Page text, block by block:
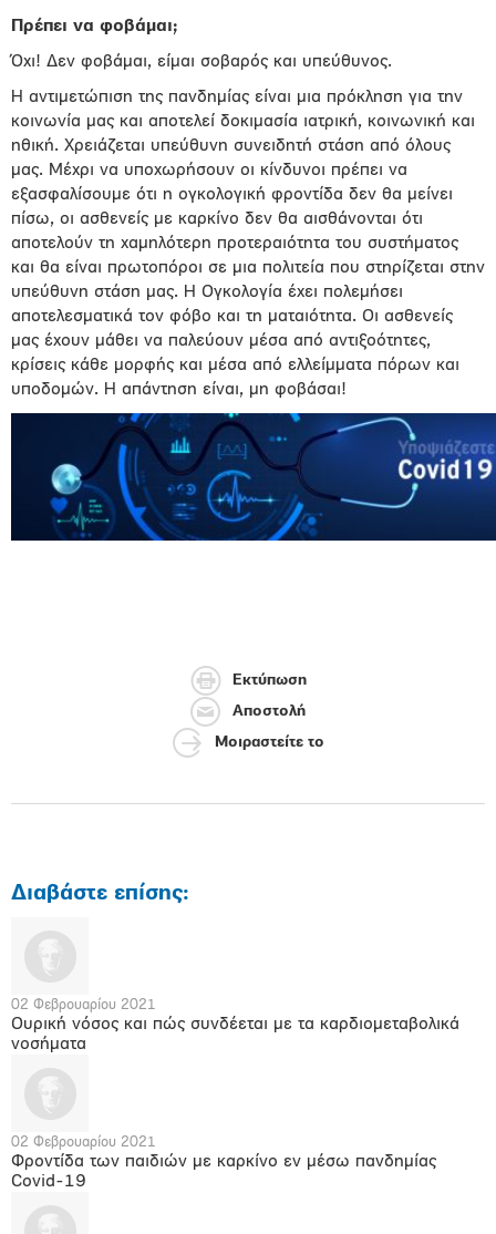
Πρέπει να φοβάμαι;
Όχι! Δεν φοβάμαι, είμαι σοβαρός και υπεύθυνος.
Η αντιμετώπιση της πανδημίας είναι μια πρόκληση για την
κοινωνία μας και αποτελεί δοκιμασία ιατρική, κοινωνική και
ηθική. Χρειάζεται υπεύθυνη συνειδητή στάση από όλους
μας. Μέχρι να υποχωρήσουν οι κίνδυνοι πρέπει να
εξασφαλίσουμε ότι η ογκολογική φροντίδα δεν θα μείνει
πίσω, οι ασθενείς με καρκίνο δεν θα αισθάνονται ότι
αποτελούν τη χαμηλότερη προτεραιότητα του συστήματος
και θα είναι πρωτοπόροι σε μια πολιτεία που στηρίζεται στην
υπεύθυνη στάση μας. Η Ογκολογία έχει πολεμήσει
αποτελεσματικά τον φόβο και τη ματαιότητα. Οι ασθενείς
μας έχουν μάθει να παλεύουν μέσα από αντιξοότητες,
κρίσεις κάθε μορφής και μέσα από ελλείμματα πόρων και
υποδομών. Η απάντηση είναι, μη φοβάσαι!
Εκτύπωση
Αποστολή
Μοιραστείτε το
Διαβάστε επίσης:
02 Φεβρουαρίου 2021
Ουρική νόσος και πώς συνδέεται με τα καρδιομεταβολικά
νοσήματα
02 Φεβρουαρίου 2021
Φροντίδα των παιδιών με καρκίνο εν μέσω πανδημίας
Covid-19